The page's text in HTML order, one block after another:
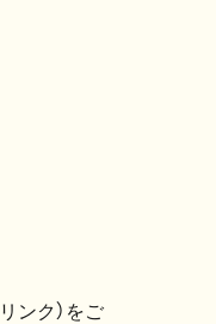
ンク）をご